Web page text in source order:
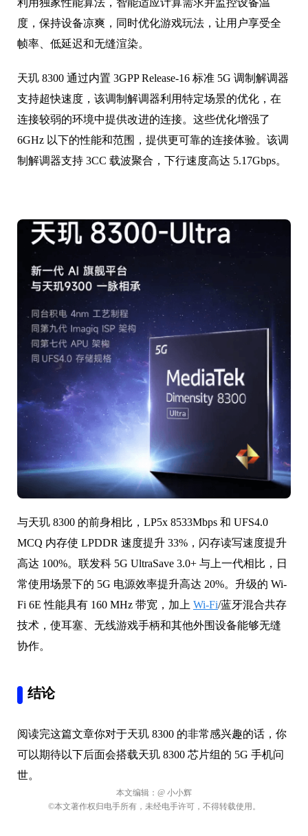
度，保持设备凉爽，同时优化游戏玩法，让用户享受全
帧率、低延迟和无缝渲染。
天玑 8300 通过内置 3GPP Release-16 标准 5G 调制解调器
支持超快速度，该调制解调器利用特定场景的优化，在
连接较弱的环境中提供改进的连接。这些优化增强了
6GHz 以下的性能和范围，提供更可靠的连接体验。该调
制解调器支持 3CC 载波聚合，下行速度高达 5.17Gbps。
与天玑 8300 的前身相比，LP5x 8533Mbps 和 UFS4.0
MCQ 内存使 LPDDR 速度提升 33%，闪存读写速度提升
高达 100%。联发科 5G UltraSave 3.0+ 与上一代相比，日
常使用场景下的 5G 电源效率提升高达 20%。升级的 Wi-
Fi 6E 性能具有 160 MHz 带宽，加上 Wi-Fi/蓝牙混合共存
技术，使耳塞、无线游戏手柄和其他外围设备能够无缝
协作。
结论
阅读完这篇文章你对于天玑 8300 的非常感兴趣的话，你
可以期待以下后面会搭载天玑 8300 芯片组的 5G 手机问
世。
本文编辑： @ 小小辉
©本文著作权归电手所有，未经电手许可，不得转载使用。